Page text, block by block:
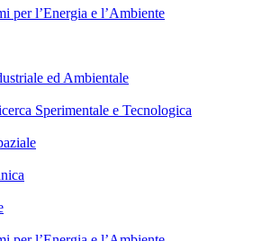
per l’Energia e l’Ambiente
ed Ambientale
Sperimentale e Tecnologica